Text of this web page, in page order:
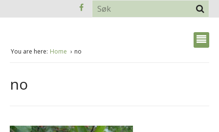
You are here: Home no
no